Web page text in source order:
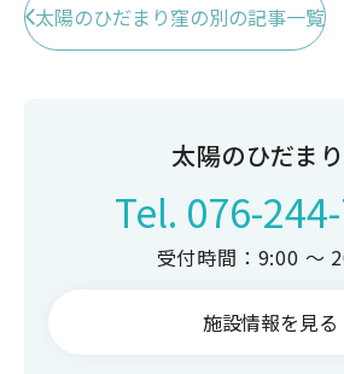
太陽のひだまり窪の別の記事一覧
太陽のひだま
Tel. 076-
受付時間：9:00 ～
施設情報を見る